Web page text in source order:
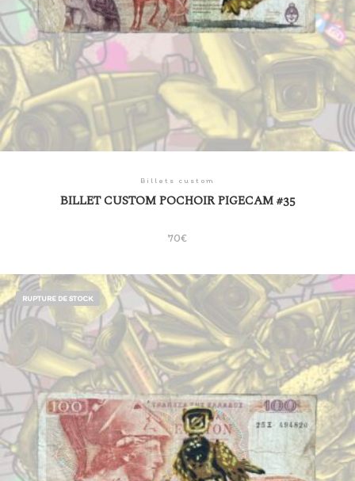
Billets custom
BILLET CUSTOM POCHOIR PIGECAM #35
70€
RUPTURE DE STOCK